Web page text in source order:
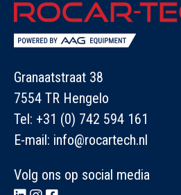
Granaatstraat 38
7554 TR Hengelo
Tel: +31 (0) 742 594 161
E-mail: info@rocartech.nl
Volg ons op social media